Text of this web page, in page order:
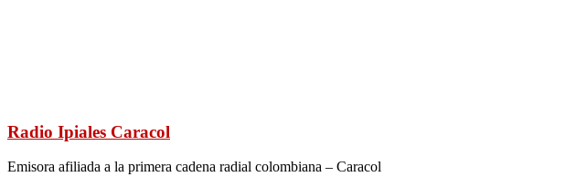
Radio Ipiales Caracol
Emisora afiliada a la primera cadena radial colombiana – Caracol